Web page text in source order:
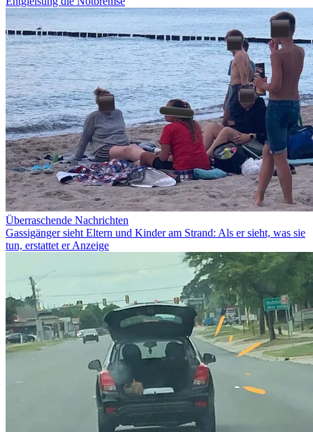
Überraschende Nachrichten
Gassigänger sieht Eltern und Kinder am Strand: Als er sieht, was sie
tun, erstattet er Anzeige